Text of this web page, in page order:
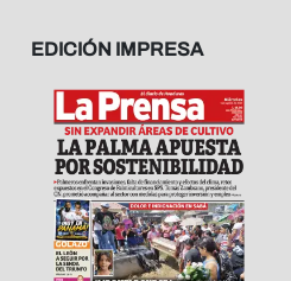
EDICIÓN IMPRESA